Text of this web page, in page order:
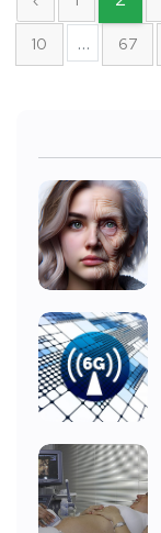
10 ... 67